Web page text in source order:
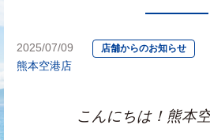
2025/07/09 店舗からのお知らせ
熊本空港店
こんにちは！熊本空